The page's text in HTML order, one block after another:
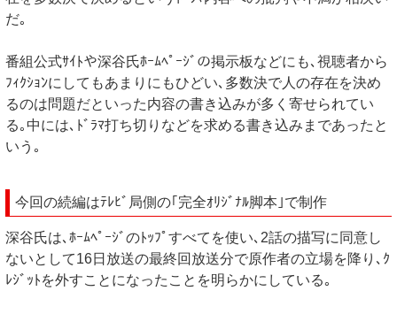
だ｡
番組公式ｻｲﾄや深谷氏ﾎｰﾑﾍﾟｰｼﾞの掲示板などにも､視聴者から
ﾌｨｸｼｮﾝにしてもあまりにもひどい､多数決で人の存在を決め
るのは問題だといった内容の書き込みが多く寄せられてい
る｡中には､ﾄﾞﾗﾏ打ち切りなどを求める書き込みまであったと
いう｡
今回の続編はﾃﾚﾋﾞ局側の｢完全ｵﾘｼﾞﾅﾙ脚本｣で制作
深谷氏は､ﾎｰﾑﾍﾟｰｼﾞのﾄｯﾌﾟすべてを使い､2話の描写に同意し
ないとして16日放送の最終回放送分で原作者の立場を降り､ｸ
ﾚｼﾞｯﾄを外すことになったことを明らかにしている｡